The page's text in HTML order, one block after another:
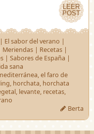
LEER
POST
LEER
POST
El sabor del verano |
Meriendas | Recetas |
| Sabores de España |
sana
,el faro de
, horchata, horchata
, levante, recetas,
Berta